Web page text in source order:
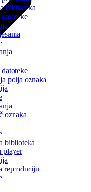
biblioteka
polja oznaka
oznaka
biblioteka
player
reproduciju